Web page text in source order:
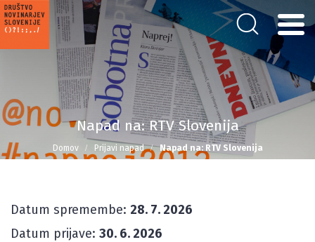
Napad na: RTV Slovenija
Domov Prijavi napad Napad na: RTV Slovenija
Datum spremembe: 28. 7. 2026
Datum prijave: 30. 6. 2026